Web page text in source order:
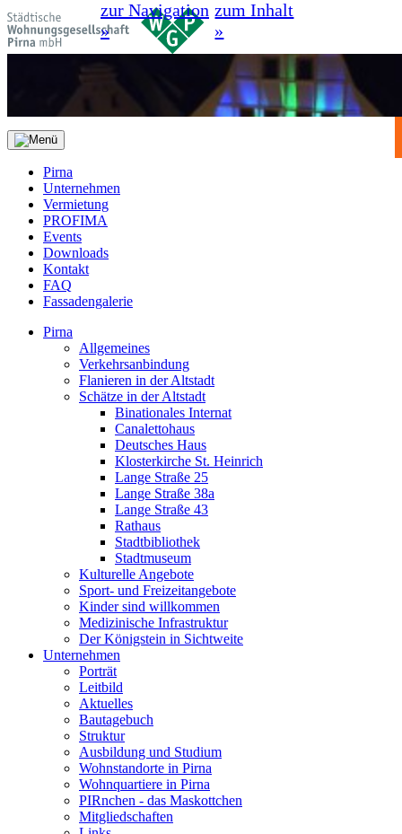
zur Navigation
»
zum Inhalt
»
Pirna
Unternehmen
Vermietung
PROFIMA
Events
Downloads
Kontakt
FAQ
Fassadengalerie
Pirna
Allgemeines
Verkehrsanbindung
Flanieren in der Altstadt
Schätze in der Altstadt
Binationales Internat
Canalettohaus
Deutsches Haus
Klosterkirche St. Heinrich
Lange Straße 25
Lange Straße 38a
Lange Straße 43
Rathaus
Stadtbibliothek
Stadtmuseum
Kulturelle Angebote
Sport- und Freizeitangebote
Kinder sind willkommen
Medizinische Infrastruktur
Der Königstein in Sichtweite
Unternehmen
Porträt
Leitbild
Aktuelles
Bautagebuch
Struktur
Ausbildung und Studium
Wohnstandorte in Pirna
Wohnquartiere in Pirna
PIRnchen - das Maskottchen
Mitgliedschaften